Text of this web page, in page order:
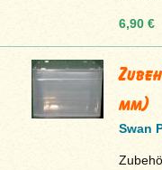
6,90 €
mm)
Swan